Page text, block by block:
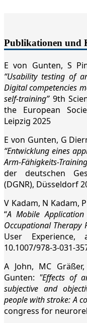
Publikationen und
E von Gunten, S
“Usability testing of
Digital competencies
self-training”9th
the European
Leipzig 2025
E von Gunten, G
“Entwicklung eines
Arm-Fähigkeits-
der deutschen
(DGNR), Düsseldorf
V Kadam, N Kadam,
“A Mobile
Occupational Therapy
User Experience,
10.1007/978-3-031-
A John, MC
Gunten: "Effects of
subjective and
people with stroke: A
congress for